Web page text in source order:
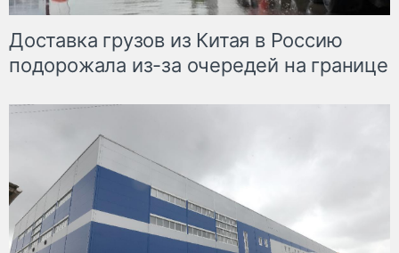
Доставка грузов из Китая в Россию
подорожала из-за очередей на границе